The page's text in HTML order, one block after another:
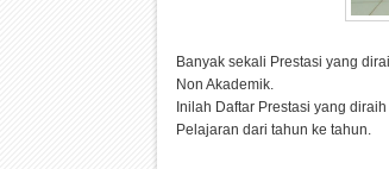
Banyak sekali Prestasi yang
Non Akademik.
Inilah Daftar Prestasi yang
Pelajaran dari tahun ke tahun.